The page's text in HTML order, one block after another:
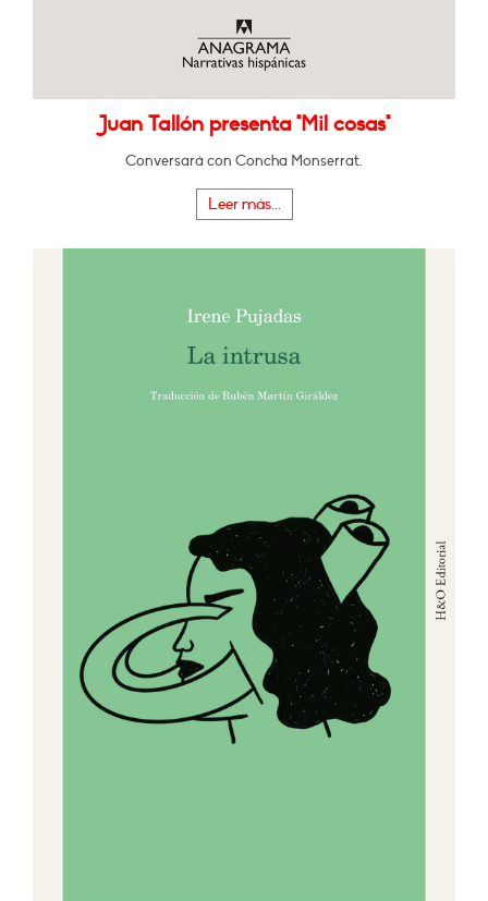
Juan Tallón presenta "Mil cosas"
Conversará con Concha Monserrat.
Leer más...